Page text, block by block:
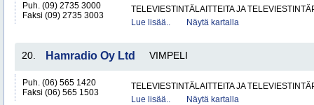
Puh. (09) 2735 3000
Faksi (09) 2735 3003
TELEVIESTINTÄLAITTEITA JA
Lue lisää..
Näytä kartalla
20. Hamradio Oy Ltd VIMPELI
Puh. (06) 565 1420
Faksi (06) 565 1503
TELEVIESTINTÄLAITTEITA JA
Lue lisää..
Näytä kartalla